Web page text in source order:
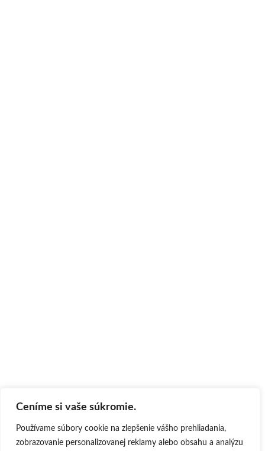
Ceníme si vaše súkromie.
Používame súbory cookie na zlepšenie vášho prehliadania,
zobrazovanie personalizovanej reklamy alebo obsahu a analýzu